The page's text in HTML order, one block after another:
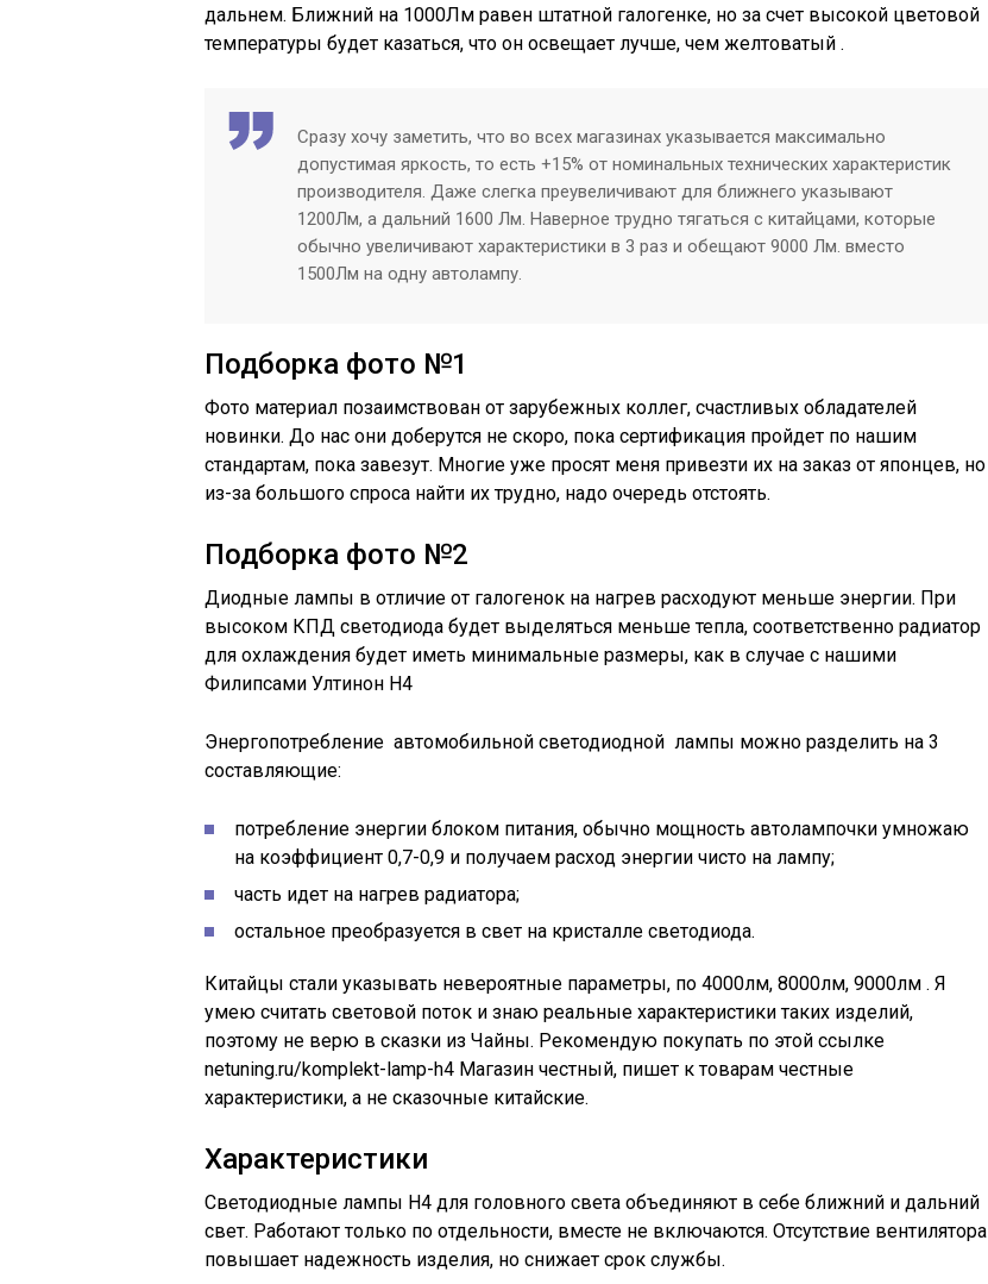
дальнем. Ближний на 1000Лм равен штатной галогенке, но за счет высокой цветовой
температуры будет казаться, что он освещает лучше, чем желтоватый .
Сразу хочу заметить, что во всех магазинах указывается максимально
допустимая яркость, то есть +15% от номинальных технических характеристик
производителя. Даже слегка преувеличивают для ближнего указывают
1200Лм, а дальний 1600 Лм. Наверное трудно тягаться с китайцами, которые
обычно увеличивают характеристики в 3 раз и обещают 9000 Лм. вместо
1500Лм на одну автолампу.
Подборка фото №1
Фото материал позаимствован от зарубежных коллег, счастливых обладателей
новинки. До нас они доберутся не скоро, пока сертификация пройдет по нашим
стандартам, пока завезут. Многие уже просят меня привезти их на заказ от японцев, но
из-за большого спроса найти их трудно, надо очередь отстоять.
Подборка фото №2
Диодные лампы в отличие от галогенок на нагрев расходуют меньше энергии. При
высоком КПД светодиода будет выделяться меньше тепла, соответственно радиатор
для охлаждения будет иметь минимальные размеры, как в случае с нашими
Филипсами Ултинон Н4
Энергопотребление автомобильной светодиодной лампы можно разделить на 3
составляющие:
потребление энергии блоком питания, обычно мощность автолампочки умножаю
на коэффициент 0,7-0,9 и получаем расход энергии чисто на лампу;
часть идет на нагрев радиатора;
остальное преобразуется в свет на кристалле светодиода.
Китайцы стали указывать невероятные параметры, по 4000лм, 8000лм, 9000лм . Я
умею считать световой поток и знаю реальные характеристики таких изделий,
поэтому не верю в сказки из Чайны. Рекомендую покупать по этой ссылке
netuning.ru/komplekt-lamp-h4 Магазин честный, пишет к товарам честные
характеристики, а не сказочные китайские.
Характеристики
Светодиодные лампы H4 для головного света объединяют в себе ближний и дальний
свет. Работают только по отдельности, вместе не включаются. Отсутствие вентилятора
повышает надежность изделия, но снижает срок службы.